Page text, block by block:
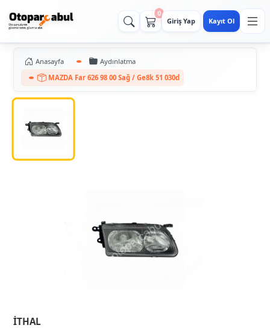
0
Giriş Yap Kayıt Ol
Anasayfa
Aydınlatma
MAZDA Far 626 98 00 Sağ / Ge8k 51 030d
İTHAL